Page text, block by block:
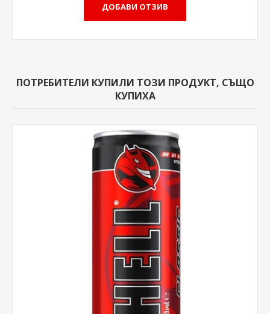
ПОТРЕБИТЕЛИ КУПИЛИ ТОЗИ ПРОДУКТ, СЪЩО
КУПИХА